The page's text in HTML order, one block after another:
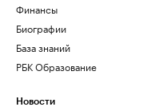
Финансы
Биографии
База знаний
РБК Образование
Новости